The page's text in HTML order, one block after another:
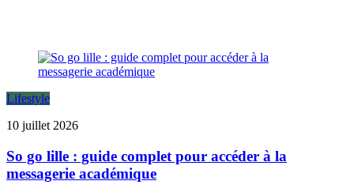
Lifestyle
10 juillet 2026
So go lille : guide complet pour accéder à la
messagerie académique